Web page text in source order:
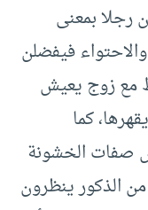
رجلا بمعنى
فيفضلن
مع زوج يعيش
كما
صفات الخشونة
الذكور ينظرون